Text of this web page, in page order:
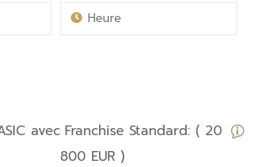
avec Franchise Standard: ( 20
800 EUR )